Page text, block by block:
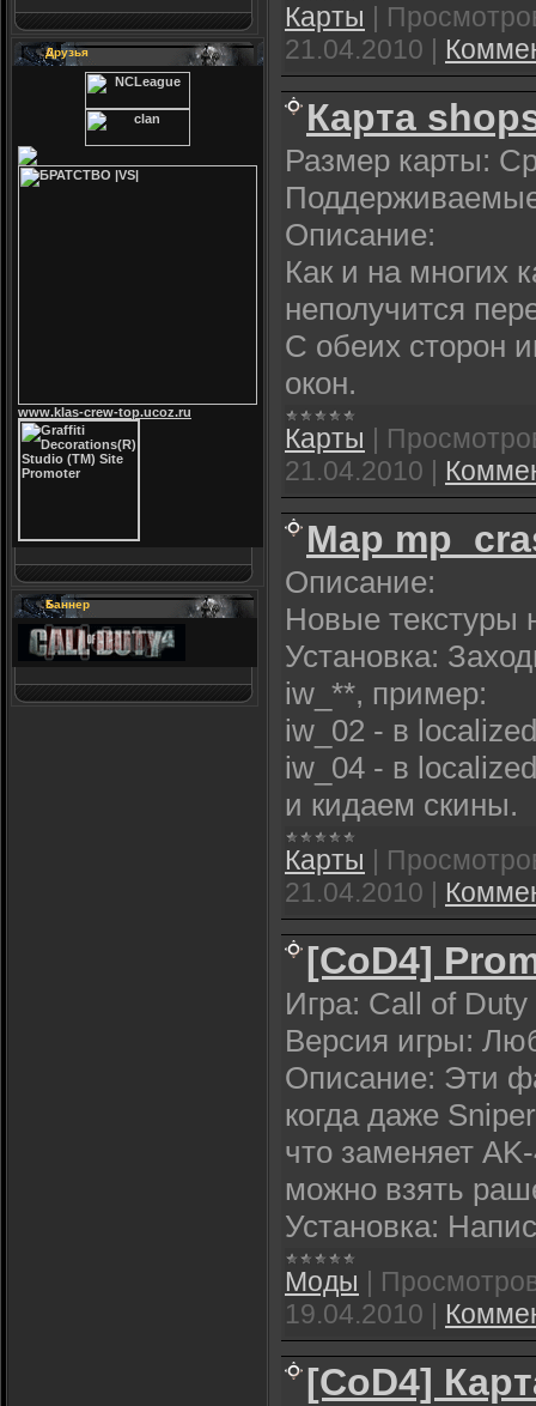
Друзья
www.klas-crew-top.ucoz.ru
Баннер
Карты
21.04.2010
Карта
Размер карты:
Описание:
Как и на многих
неполучится
С обеих сторон
окон.
Карты
21.04.2010
Map
Описание:
Новые текстуры
Установка:
iw_**, пример:
iw_02 - в
iw_04 - в
и кидаем скины.
Карты
21.04.2010
[CoD4]
Игра: Call of Duty
Версия игры:
Описание: Эти
когда даже
что заменяет
можно взять
Установка:
Моды
19.04.2010
[CoD4]